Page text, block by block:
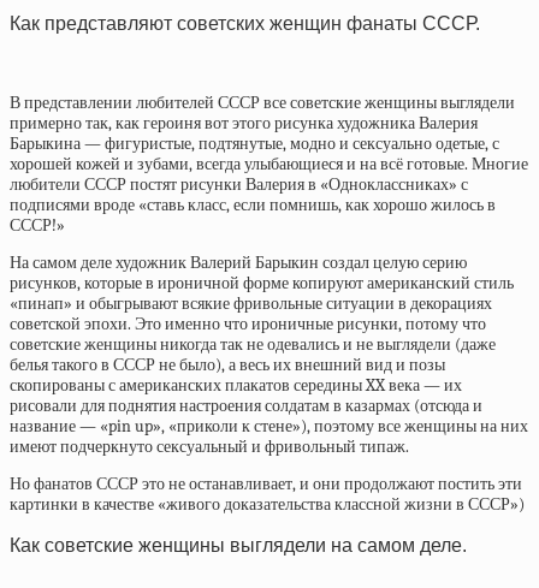
Как представляют советских женщин фанаты СССР.
В представлении любителей СССР все советские женщины выглядели
примерно так, как героиня вот этого рисунка художника Валерия
Барыкина — фигуристые, подтянутые, модно и сексуально одетые, с
хорошей кожей и зубами, всегда улыбающиеся и на всё готовые. Многие
любители СССР постят рисунки Валерия в «Одноклассниках» с
подписями вроде «ставь класс, если помнишь, как хорошо жилось в
СССР!»
На самом деле художник Валерий Барыкин создал целую серию
рисунков, которые в ироничной форме копируют американский стиль
«пинап» и обыгрывают всякие фривольные ситуации в декорациях
советской эпохи. Это именно что ироничные рисунки, потому что
советские женщины никогда так не одевались и не выглядели (даже
белья такого в СССР не было), а весь их внешний вид и позы
скопированы с американских плакатов середины XX века — их
рисовали для поднятия настроения солдатам в казармах (отсюда и
название — «pin up», «приколи к стене»), поэтому все женщины на них
имеют подчеркнуто сексуальный и фривольный типаж.
Но фанатов СССР это не останавливает, и они продолжают постить эти
картинки в качестве «живого доказательства классной жизни в СССР»)
Как советские женщины выглядели на самом деле.